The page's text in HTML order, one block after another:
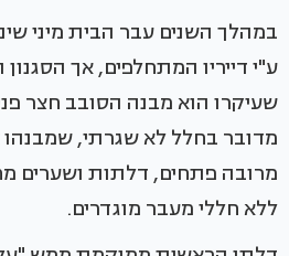
במהלך השנים עבר הבית מיני
ע"י דייריו המתחלפים, אך הסגנון
שעיקרו הוא מבנה הסובב חצר
מדובר בחלל לא שגרתי,
מרובה פתחים, דלתות ושערים
ללא חללי מעבר מוגדרים.